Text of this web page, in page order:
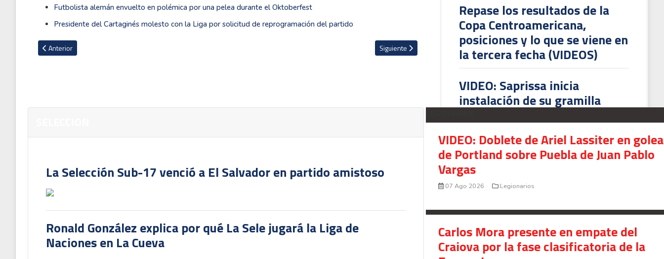
Repase los resultados de la
Copa Centroamericana,
posiciones y lo que se viene en
la tercera fecha (VIDEOS)
VIDEO: Saprissa inicia
instalación de su gramilla
Futbolista alemán envuelto en polémica por una pelea durante el Oktoberfest
Presidente del Cartaginés molesto con la Liga por solicitud de reprogramación del partido
Artículo anterior: Expareja de jugador de Alajuelense denuncia supuestas agresiones
Anterior Artículo siguiente: Presidente del Cartaginés molesto con la Liga por solicitud de
Siguiente
La Selección Sub-17 venció a El Salvador en partido amistoso
Ronald González explica por qué La Sele jugará la Liga de
Naciones en La Cueva
VIDEO: Doblete de Ariel Lassiter en
de Portland sobre Puebla de Juan Pablo
Vargas
07 Ago 2026 Legionarios
Carlos Mora presente en empate del
Craiova por la fase clasificatoria de la